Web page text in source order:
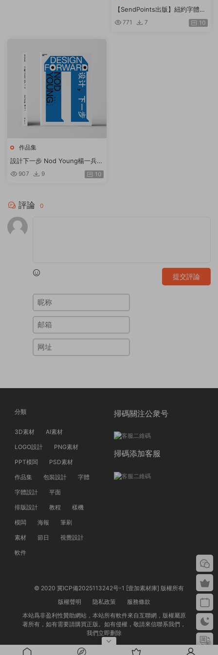
【SendPoints出版】紐約字體指
導俱樂部年鑒 39 The 39th Ann
ual of the Type Directors Club
771 7 10
作品集
設計下一步 Nod Young楊一兵著
知名設計師藝術家Nod Young25
907 9 10
評論 0
提交評論
分類
3D素材 AI素材
LOGO設計 PNG素材
PPT模闆 PSD素材
作品集 包裝設計 字體
字體設計 平面
排版設計 教程 樣機
模闆 海報 筆刷
素材 節日 視覺設計
軟件
掃碼關注公衆号
掃碼添加客服
© 2020 冀ICP備2025113242号-1 [壹加素材庫] 版權所有
版權聲明
隐私政策
服務條款
本站爲非盈利性贊助網站，本站所有軟件來自互聯網，版權屬原
著所有，如有需要請購買正版。如有侵權，敬請來信聯系我們，
我們立即删除